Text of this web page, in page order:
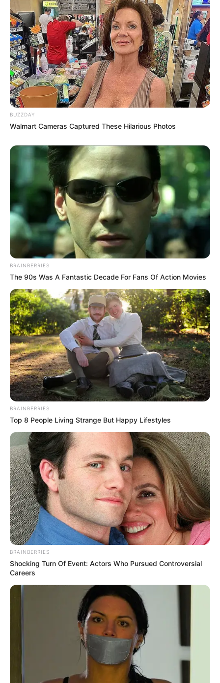
BUZZDAY
Walmart Cameras Captured These Hilarious Photos
BRAINBERRIES
The 90s Was A Fantastic Decade For Fans Of Action Movies
BRAINBERRIES
Top 8 People Living Strange But Happy Lifestyles
BRAINBERRIES
Shocking Turn Of Event: Actors Who Pursued Controversial
Careers